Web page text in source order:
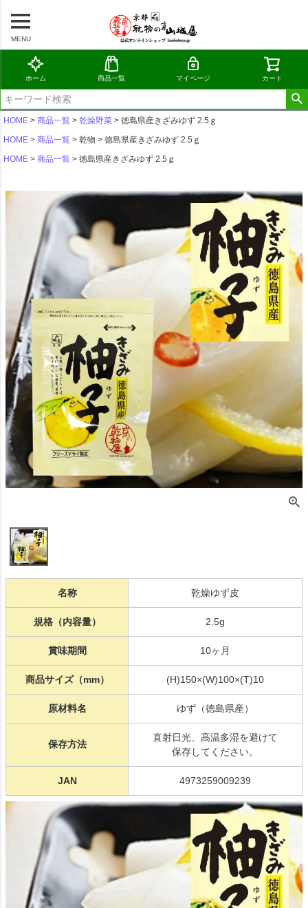
MENU
ホーム 商品一覧 マイページ カート
HOME 商品一覧 乾燥野菜
徳島県産きざみゆず 2.5ｇ
HOME
商品一覧 乾物
徳島県産きざみゆず 2.5ｇ
HOME
商品一覧 徳島県産きざみゆず 2.5ｇ
名称 乾燥ゆず皮
規格（内容量） 2.5g
賞味期間 10ヶ月
商品サイズ（mm） (H)150×(W)100×(T)10
原材料名 ゆず（徳島県産）
保存方法
直射日光、高温多湿を避けて
保存してください。
JAN 4973259009239